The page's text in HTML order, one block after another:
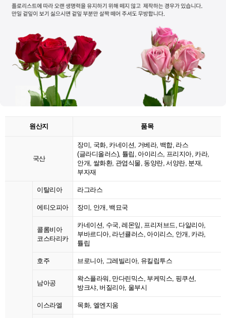
원산지 품목
국산
장미, 국화, 카네이션, 거베라, 백합, 라스
(글라디올러스), 튤립, 아이리스, 프리지아, 카라,
안개, 쌀화환, 관엽식물, 동양란, 서양란, 분재,
부자재
이탈리아 라그라스
에티오피아 장미, 안개, 백묘국
콜롬비아
코스타리카
카네이션, 수국, 레몬잎, 프리저브드, 다알리아,
부바르디아, 라넌큘러스, 아이리스, 안개, 카라,
튤립
호주 브로니아, 그레빌리아, 유킬립투스
남아공
왁스플라워, 만다린믹스, 부케믹스, 핑쿠션,
방크샤, 버질리아, 울부시
이스라엘 목화, 엘엔지움